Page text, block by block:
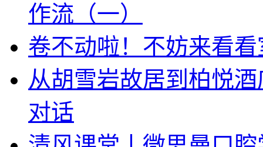
作流（一）
卷不动啦！不妨来看
从胡雪岩故居到柏悦
对话